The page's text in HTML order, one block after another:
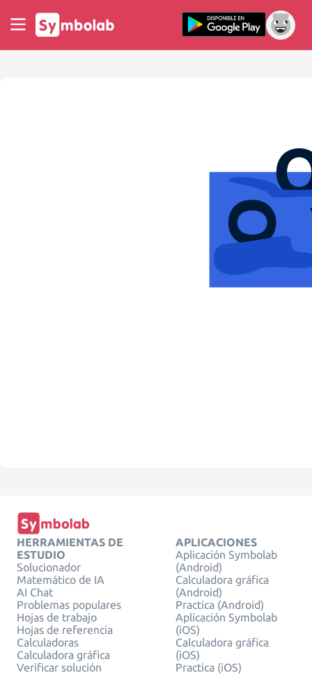
HERRAMIENTAS DE
ESTUDIO
Solucionador
Matemático de IA
AI Chat
Problemas populares
Hojas de trabajo
Hojas de referencia
Calculadoras
Calculadora gráfica
Verificar solución
APLICACIONES
Aplicación Symbolab
(Android)
Calculadora gráfica
(Android)
Practica (Android)
Aplicación Symbolab
(iOS)
Calculadora gráfica
(iOS)
Practica (iOS)